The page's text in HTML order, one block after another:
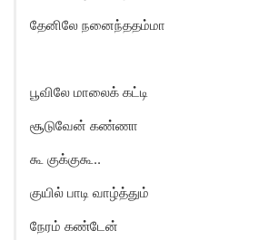
தேனிலே நனைந்ததம்மா
பூவிலே மாலைக் கட்டி
சூடுவேன் கண்ணா
கூ குக்குகூ..
குயில் பாடி வாழ்த்தும்
நேரம் கண்டேன்